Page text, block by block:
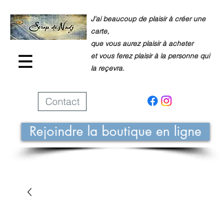
J'ai beaucoup de plaisir à créer une
carte,
que vous aurez plaisir à acheter
et vous ferez plaisir à la personne qui
la reçevra.
Contact
Rejoindre la boutique en ligne